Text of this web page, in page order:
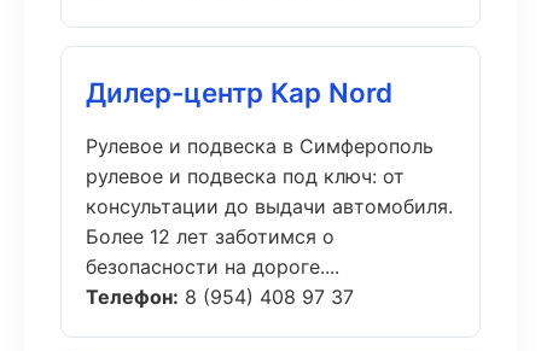
Дилер-центр Кар Nord
Рулевое и подвеска в Симферополь
рулевое и подвеска под ключ: от
консультации до выдачи автомобиля.
Более 12 лет заботимся о
безопасности на дороге....
Телефон: 8 (954) 408 97 37